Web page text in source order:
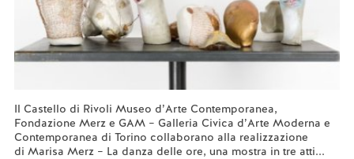
Il Castello di Rivoli Museo d’Arte Contemporanea,
Fondazione Merz e GAM – Galleria Civica d’Arte Moderna e
Contemporanea di Torino collaborano alla realizzazione
di Marisa Merz – La danza delle ore, una mostra in tre atti...